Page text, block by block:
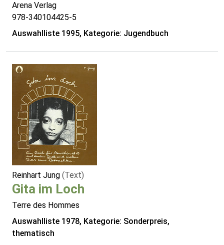
Arena Verlag
978-340104425-5
Auswahlliste 1995, Kategorie: Jugendbuch
Reinhart Jung (Text)
Gita im Loch
Terre des Hommes
Auswahlliste 1978, Kategorie: Sonderpreis,
thematisch